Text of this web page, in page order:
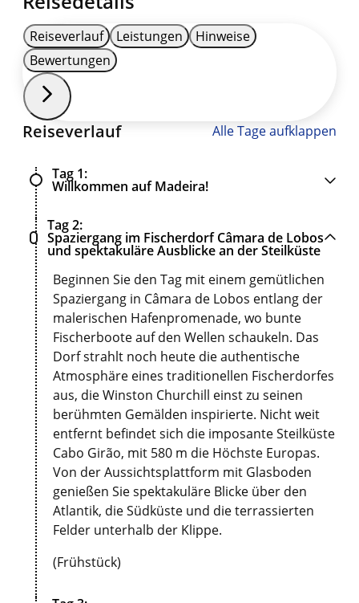
Reiseverlauf Leistungen
Hinweise
Bewertungen
Reiseverlauf Alle Tage aufklappen
Tag 1
Willkommen auf Madeira!
Tag 2
Spaziergang im Fischerdorf Câmara de Lobos
und spektakuläre Ausblicke an der Steilküste
Beginnen Sie den Tag mit einem gemütlichen
Spaziergang in Câmara de Lobos entlang der
malerischen Hafenpromenade, wo bunte
Fischerboote auf den Wellen schaukeln. Das
Dorf strahlt noch heute die authentische
Atmosphäre eines traditionellen Fischerdorfes
aus, die Winston Churchill einst zu seinen
berühmten Gemälden inspirierte. Nicht weit
entfernt befindet sich die imposante Steilküste
Cabo Girão, mit 580 m die Höchste Europas.
Von der Aussichtsplattform mit Glasboden
genießen Sie spektakuläre Blicke über den
Atlantik, die Südküste und die terrassierten
Felder unterhalb der Klippe.
(Frühstück)